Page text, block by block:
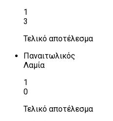
1
3
Τελικό αποτέλεσμα
Παναιτωλικός
Λαμία
1
0
Τελικό αποτέλεσμα